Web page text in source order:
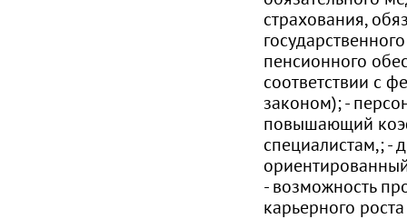
страхования,
пенсионного
соответствии с
законом); -
повышающий
специалистам,; -
- возможность
карьерного роста